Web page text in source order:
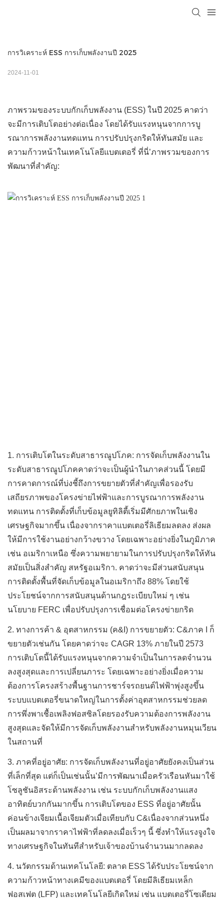
การวิเคราะห์ ESS การเก็บพลังงานปี 2025
2024-11-01
ภาพรวมของระบบกักเก็บพลังงาน (ESS) ในปี 2025 คาดว่า
จะมีการเติบโตอย่างต่อเนื่อง โดยได้รับแรงหนุนจากการบู
รณาการพลังงานทดแทน การปรับปรุงกริดให้ทันสมัย ​​และ
ความก้าวหน้าในเทคโนโลยีแบตเตอรี่ ที่นี่’ภาพรวมของการ
พัฒนาที่สำคัญ:
1. การเติบโตในระดับสาธารณูปโภค: การจัดเก็บพลังงานใน
ระดับสาธารณูปโภคคาดว่าจะเป็นผู้นำในภาคส่วนนี้ โดยมี
การคาดการณ์ที่บ่งชี้ถึงการขยายตัวที่สำคัญเพื่อรองรับ
เสถียรภาพของโครงข่ายไฟฟ้าและการบูรณาการพลังงาน
ทดแทน การติดตั้งที่เก็บข้อมูลยูทิลิตี้เริ่มมีศักยภาพในเชิง
เศรษฐกิจมากขึ้น เนื่องจากราคาแบตเตอรี่ลิเธียมลดลง ส่งผล
ให้มีการใช้งานอย่างกว้างขวาง โดยเฉพาะอย่างยิ่งในภูมิภาค
เช่น อเมริกาเหนือ ซึ่งความพยายามในการปรับปรุงกริดให้ทัน
สมัยเป็นสิ่งสำคัญ สหรัฐอเมริกา. คาดว่าจะมีส่วนสนับสนุน
การติดตั้งพื้นที่จัดเก็บข้อมูลในอเมริกาถึง 88% โดยใช้
ประโยชน์จากการสนับสนุนด้านกฎระเบียบใหม่ ๆ เช่น
นโยบาย FERC เพื่อปรับปรุงการเชื่อมต่อโครงข่ายกริด
2. ทางการค้า & อุตสาหกรรม (ค&I) การขยายตัว: C&ภาค I ก็
ขยายตัวเช่นกัน โดยคาดว่าจะ CAGR 13% ภายในปี 2573
การเติบโตนี้ได้รับแรงหนุนจากความจำเป็นในการลดจำนวน
ลงสูงสุดและการเปลี่ยนภาระ โดยเฉพาะอย่างยิ่งเมื่อความ
ต้องการโครงสร้างพื้นฐานการชาร์จรถยนต์ไฟฟ้าพุ่งสูงขึ้น
ระบบแบตเตอรี่ขนาดใหญ่ในการตั้งค่าอุตสาหกรรมช่วยลด
การพึ่งพาเชื้อเพลิงฟอสซิลโดยรองรับความต้องการพลังงาน
สูงสุดและจัดให้มีการจัดเก็บพลังงานสำหรับพลังงานหมุนเวียน
ในสถานที่
3. ภาคที่อยู่อาศัย: การจัดเก็บพลังงานที่อยู่อาศัยยังคงเป็นส่วน
ที่เล็กที่สุด แต่ก็เป็นเช่นนั้น’มีการพัฒนาเมื่อครัวเรือนหันมาใช้
โซลูชันอิสระด้านพลังงาน เช่น ระบบกักเก็บพลังงานแสง
อาทิตย์บวกกันมากขึ้น การเติบโตของ ESS ที่อยู่อาศัยนั้น
ค่อนข้างเจียมเนื้อเจียมตัวเมื่อเทียบกับ C&เนื่องจากส่วนหนึ่ง
เป็นผลมาจากราคาไฟฟ้าที่ลดลงเมื่อเร็วๆ นี้ ซึ่งทำให้แรงจูงใจ
ทางเศรษฐกิจในทันทีสำหรับเจ้าของบ้านจำนวนมากลดลง
4. นวัตกรรมด้านเทคโนโลยี: ตลาด ESS ได้รับประโยชน์จาก
ความก้าวหน้าทางเคมีของแบตเตอรี่ โดยมีลิเธียมเหล็ก
ฟอสเฟต (LFP) และเทคโนโลยีเกิดใหม่ เช่น แบตเตอรี่โซเดียม